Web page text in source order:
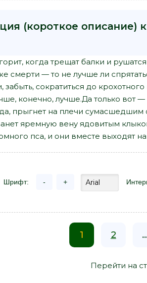
(короткое описание)
когда трещат балки и
смерти — то не лучше ли
забыть, сократиться до
конечно, лучше.Да только вот
прыгнет на плечи
яремную вену ядовитым
пса, и они вместе выходят
Шрифт: - +
1 2
Перейти на